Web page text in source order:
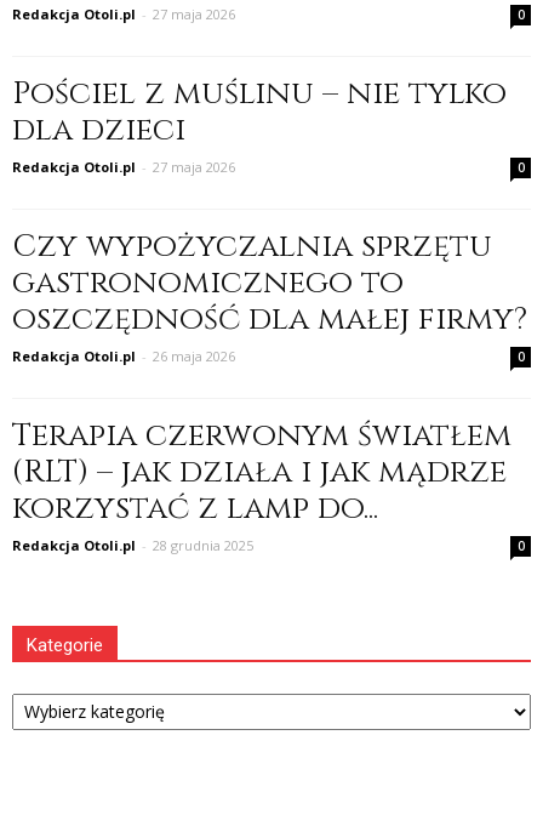
Redakcja Otoli.pl - 27 maja 2026 0
Pościel z muślinu – nie tylko
dla dzieci
Redakcja Otoli.pl - 27 maja 2026 0
Czy wypożyczalnia sprzętu
gastronomicznego to
oszczędność dla małej firmy?
Redakcja Otoli.pl - 26 maja 2026 0
Terapia czerwonym światłem
(RLT) – jak działa i jak mądrze
korzystać z lamp do...
Redakcja Otoli.pl - 28 grudnia 2025 0
Kategorie
Kategorie